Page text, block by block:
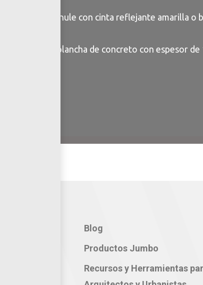
velocidad de hule con cinta reflejante amarilla o
sobre plancha de concreto con espesor de
Blog
Productos Jumbo
Recursos y Herramientas